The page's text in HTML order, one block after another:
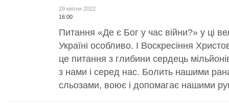
29 квітня 2022
16:00
Питання «Де є Бог у час війни?» у ці
Україні особливо. І Воскресіння
це питання з глибини сердець
з нами і серед нас. Болить нашими
сльозами, воює і допомагає нашими